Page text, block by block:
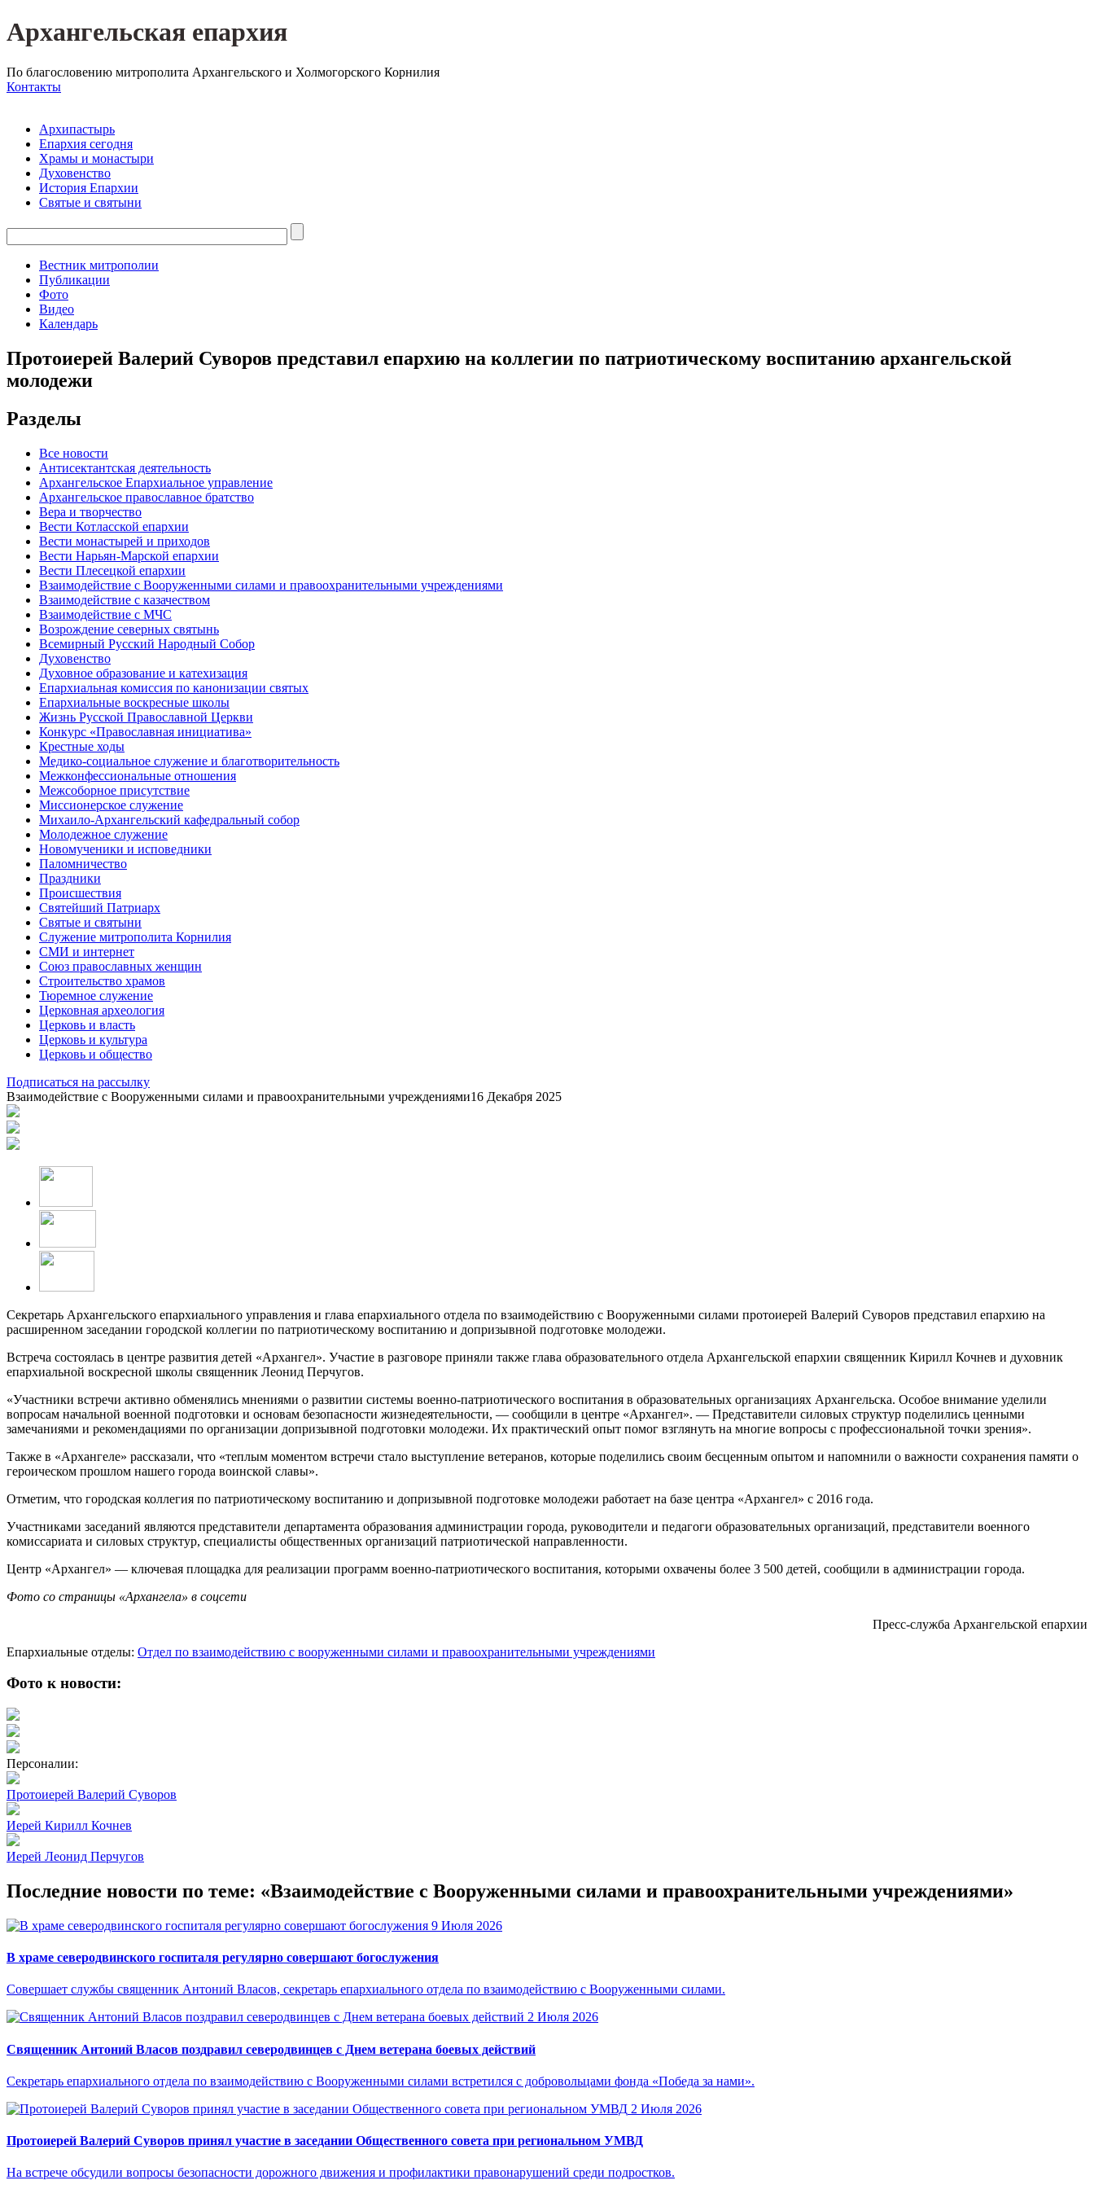
Архангельская епархия
По благословению митрополита Архангельского и Холмогорского Корнилия
Контакты
Архипастырь
Епархия сегодня
Храмы и монастыри
Духовенство
История Епархии
Святые и святыни
Вестник митрополии
Публикации
Фото
Видео
Календарь
Протоиерей Валерий Суворов представил епархию на коллегии по патриотическому воспитанию архангельской
молодежи
Разделы
Все новости
Антисектантская деятельность
Архангельское Епархиальное управление
Архангельское православное братство
Вера и творчество
Вести Котласской епархии
Вести монастырей и приходов
Вести Нарьян-Марской епархии
Вести Плесецкой епархии
Взаимодействие с Вооруженными силами и правоохранительными учреждениями
Взаимодействие с казачеством
Взаимодействие с МЧС
Возрождение северных святынь
Всемирный Русский Народный Собор
Духовенство
Духовное образование и катехизация
Епархиальная комиссия по канонизации святых
Епархиальные воскресные школы
Жизнь Русской Православной Церкви
Конкурс «Православная инициатива»
Крестные ходы
Медико-социальное служение и благотворительность
Межконфессиональные отношения
Межсоборное присутствие
Миссионерское служение
Михаило-Архангельский кафедральный собор
Молодежное служение
Новомученики и исповедники
Паломничество
Праздники
Происшествия
Святейший Патриарх
Святые и святыни
Служение митрополита Корнилия
СМИ и интернет
Союз православных женщин
Строительство храмов
Тюремное служение
Церковная археология
Церковь и власть
Церковь и культура
Церковь и общество
Подписаться на рассылку
Взаимодействие с Вооруженными силами и правоохранительными учреждениями16 Декабря 2025
Секретарь Архангельского епархиального управления и глава епархиального отдела по взаимодействию с Вооруженными силами протоиерей Валерий Суворов представил епархию на
расширенном заседании городской коллегии по патриотическому воспитанию и допризывной подготовке молодежи.
Встреча состоялась в центре развития детей «Архангел». Участие в разговоре приняли также глава образовательного отдела Архангельской епархии священник Кирилл Кочнев и духовник
епархиальной воскресной школы священник Леонид Перчугов.
«Участники встречи активно обменялись мнениями о развитии системы военно-патриотического воспитания в образовательных организациях Архангельска. Особое внимание уделили
вопросам начальной военной подготовки и основам безопасности жизнедеятельности, — сообщили в центре «Архангел». — Представители силовых структур поделились ценными
замечаниями и рекомендациями по организации допризывной подготовки молодежи. Их практический опыт помог взглянуть на многие вопросы с профессиональной точки зрения».
Также в «Архангеле» рассказали, что «теплым моментом встречи стало выступление ветеранов, которые поделились своим бесценным опытом и напомнили о важности сохранения памяти о
героическом прошлом нашего города воинской славы».
Отметим, что городская коллегия по патриотическому воспитанию и допризывной подготовке молодежи работает на базе центра «Архангел» с 2016 года.
Участниками заседаний являются представители департамента образования администрации города, руководители и педагоги образовательных организаций, представители военного
комиссариата и силовых структур, специалисты общественных организаций патриотической направленности.
Центр «Архангел» — ключевая площадка для реализации программ военно-патриотического воспитания, которыми охвачены более 3 500 детей, сообщили в администрации города.
Фото со страницы «Архангела» в соцсети
Пресс-служба Архангельской епархии
Епархиальные отделы: Отдел по взаимодействию с вооруженными силами и правоохранительными учреждениями
Фото к новости:
Персоналии:
Протоиерей Валерий Суворов
Иерей Кирилл Кочнев
Иерей Леонид Перчугов
Последние новости по теме: «Взаимодействие с Вооруженными силами и правоохранительными учреждениями»
9 Июля 2026
В храме северодвинского госпиталя регулярно совершают богослужения
Совершает службы священник Антоний Власов, секретарь епархиального отдела по взаимодействию с Вооруженными силами.
2 Июля 2026
Священник Антоний Власов поздравил северодвинцев с Днем ветерана боевых действий
Секретарь епархиального отдела по взаимодействию с Вооруженными силами встретился с добровольцами фонда «Победа за нами».
2 Июля 2026
Протоиерей Валерий Суворов принял участие в заседании Общественного совета при региональном УМВД
На встрече обсудили вопросы безопасности дорожного движения и профилактики правонарушений среди подростков.